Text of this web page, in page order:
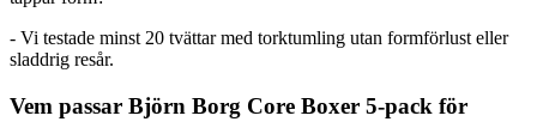
- Vi testade minst 20 tvättar med torktumling utan formförlust eller
sladdrig resår.
Vem passar Björn Borg Core Boxer 5-pack för